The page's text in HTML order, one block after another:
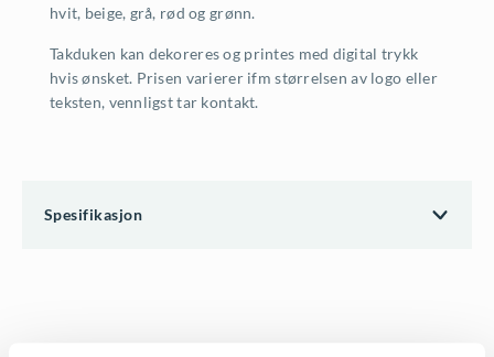
hvit, beige, grå, rød og grønn.
Takduken kan dekoreres og printes med digital trykk
hvis ønsket. Prisen varierer ifm størrelsen av logo eller
teksten, vennligst tar kontakt.
Spesifikasjon